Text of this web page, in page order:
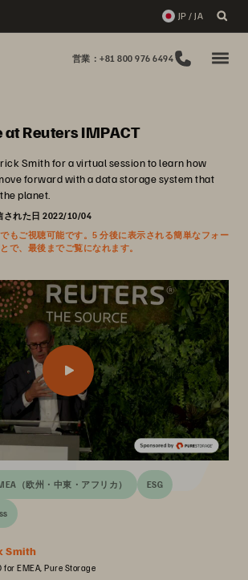
JP / JA
営業：+81 800 976 6494
Reuters IMPACT
Smith for a virtual session to learn how
forward with a data storage system that
planet.
された日 2022/10/04
もご視聴可能です。5 分後に表示される簡単なフォー
で、最後までご覧になれます。
（欧州・中東・アフリカ） ESG
Smith
for EMEA, Pure Storage